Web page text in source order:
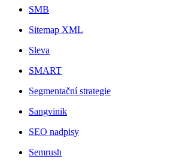
SMB
Sitemap XML
Sleva
SMART
Segmentační strategie
Sangvinik
SEO nadpisy
Semrush